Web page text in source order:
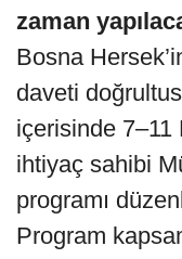
zaman
Bosna
daveti
içerisinde 7–11
ihtiyaç sahibi
programı
Program